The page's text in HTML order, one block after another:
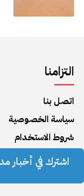
التزامنا
اتصل بنا
سياسة الخصوصية
شروط الاستخدام
اشترك في أخبار